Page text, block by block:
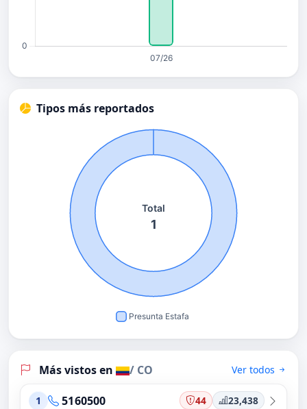
Tipos más reportados
Más vistos en / CO Ver todos
1 5160500 44 23,438